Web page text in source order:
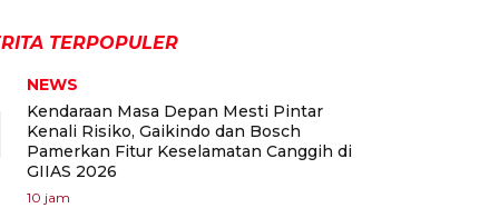
TERPOPULER
NEWS
Kendaraan Masa Depan Mesti Pintar
Kenali Risiko, Gaikindo dan Bosch
Pamerkan Fitur Keselamatan Canggih di
GIIAS 2026
10 jam